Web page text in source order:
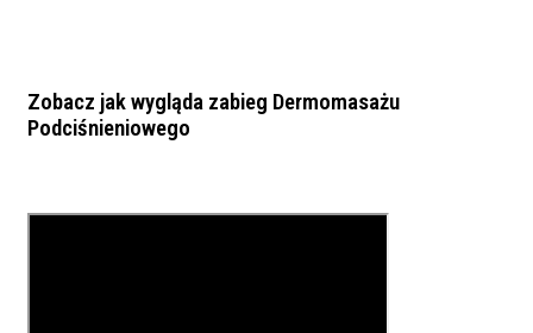
Zobacz jak wygląda zabieg Dermomasażu
Podciśnieniowego